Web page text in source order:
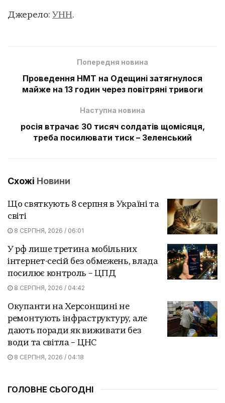
Джерело: УНН.
Попередня новина
Проведення НМТ на Одещині затягнулося
майже на 13 годин через повітряні тривоги
Наступна новина
росія втрачає 30 тисяч солдатів щомісяця,
треба посилювати тиск – Зеленський
Схожі Новини
Що святкують 8 серпня в Україні та
світі
8 СЕРПНЯ, 2026 / 06:01
У рф лише третина мобільних
інтернет-сесій без обмежень, влада
посилює контроль – ЦПД
8 СЕРПНЯ, 2026 / 04:42
Окупанти на Херсонщині не
ремонтують інфраструктуру, але
дають поради як виживати без
води та світла – ЦНС
8 СЕРПНЯ, 2026 / 04:18
ГОЛОВНЕ СЬОГОДНІ